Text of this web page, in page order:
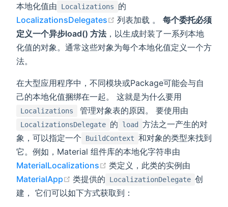
本地化值由 Localizations
的
LocalizationsDelegates
(opens new window)
列表加载 。 每个委托必须
定义一个异步load() 方法，以生成封装了一系列本地
化值的对象。通常这些对象为每个本地化值定义一个方
法。
在大型应用程序中，不同模块或Package可能会与自
己的本地化值捆绑在一起。 这就是为什么要用
Localizations 管理对象表的原因。 要使用由
LocalizationsDelegate 的 load
方法之一产生的对
象，可以指定一个
BuildContext 和对象的类型来找到
它。例如，Material 组件库的本地化字符串由
MaterialLocalizations
(opens new window)
类定义，此类的实例由
MaterialApp
(opens new window)
类提供的 LocalizationDelegate 创
建， 它们可以如下方式获取到：